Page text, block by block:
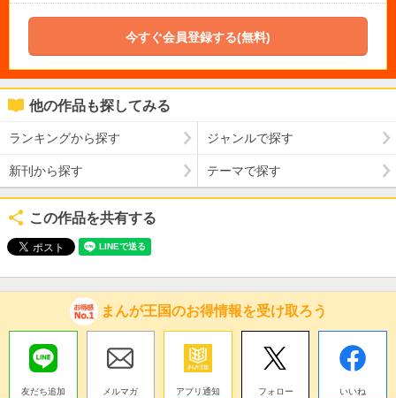
今すぐ会員登録する(無料)
他の作品も探してみる
ランキングから探す ジャンルで探す
新刊から探す テーマで探す
この作品を共有する
まんが王国のお得情報を受け取ろう
友だち追加
メルマガ アプリ通知 フォロー いいね